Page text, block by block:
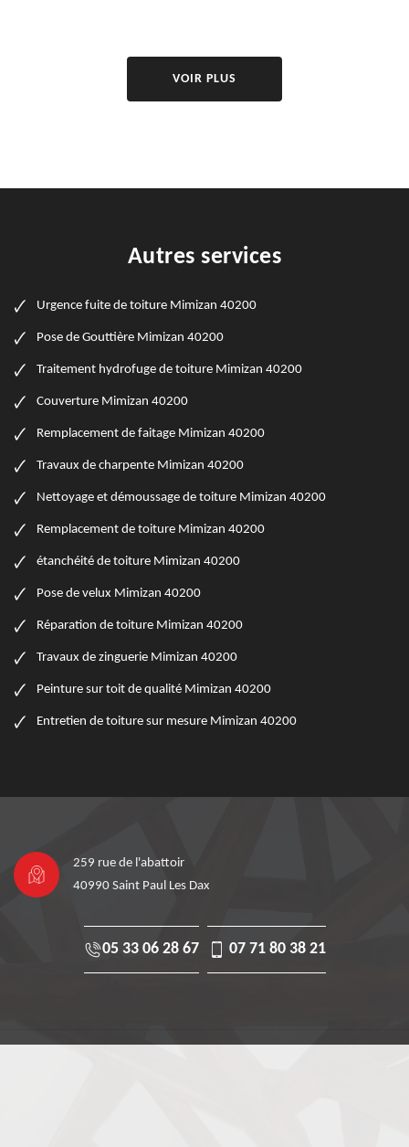
VOIR PLUS
Autres services
Urgence fuite de toiture Mimizan 40200
Pose de Gouttière Mimizan 40200
Traitement hydrofuge de toiture Mimizan 40200
Couverture Mimizan 40200
Remplacement de faitage Mimizan 40200
Travaux de charpente Mimizan 40200
Nettoyage et démoussage de toiture Mimizan 40200
Remplacement de toiture Mimizan 40200
étanchéité de toiture Mimizan 40200
Pose de velux Mimizan 40200
Réparation de toiture Mimizan 40200
Travaux de zinguerie Mimizan 40200
Peinture sur toit de qualité Mimizan 40200
Entretien de toiture sur mesure Mimizan 40200
259 rue de l'abattoir
40990 Saint Paul Les Dax
05 33 06 28 67 07 71 80 38 21